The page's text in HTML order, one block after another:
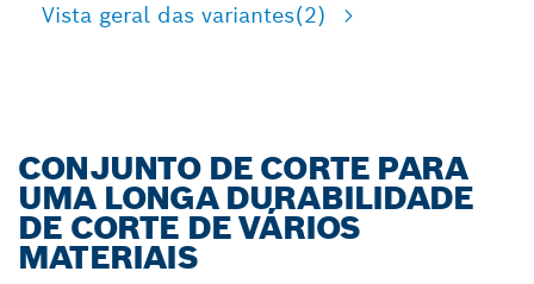
Vista geral das variantes(2)
CONJUNTO DE CORTE PARA
UMA LONGA DURABILIDADE
DE CORTE DE VÁRIOS
MATERIAIS